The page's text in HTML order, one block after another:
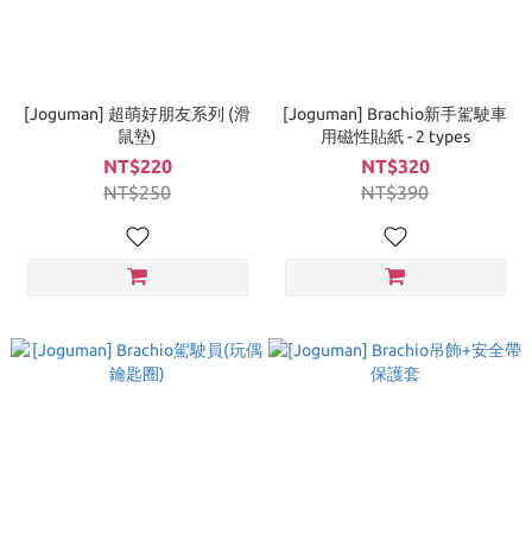
[Joguman] 超萌好朋友系列 (滑
鼠墊)
NT$220
NT$250
[Joguman] Brachio新手駕駛車
用磁性貼紙 - 2 types
NT$320
NT$390